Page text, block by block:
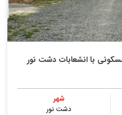
شهر
دشت نور